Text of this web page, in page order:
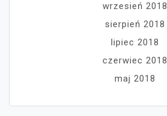
wrzesień 2018
sierpień 2018
lipiec 2018
czerwiec 2018
maj 2018